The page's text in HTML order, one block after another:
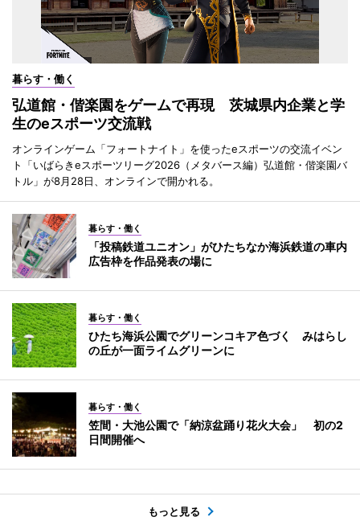
暮らす・働く
弘道館・偕楽園をゲームで再現 茨城県内企業と学
生のeスポーツ交流戦
オンラインゲーム「フォートナイト」を使ったeスポーツの交流イベン
ト「いばらきeスポーツリーグ2026（メタバース編）弘道館・偕楽園バ
トル」が8月28日、オンラインで開かれる。
暮らす・働く
「投稿鉄道ユニオン」がひたちなか海浜鉄道の車内
広告枠を作品発表の場に
暮らす・働く
ひたち海浜公園でグリーンコキア色づく みはらし
の丘が一面ライムグリーンに
暮らす・働く
笠間・大池公園で「納涼盆踊り花火大会」 初の2
日間開催へ
もっと見る